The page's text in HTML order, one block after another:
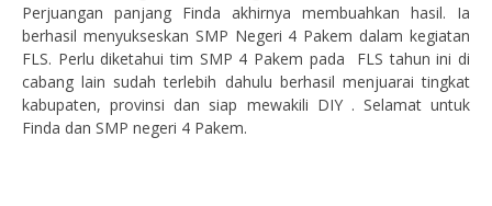
Perjuangan panjang Finda akhirnya membuahkan hasil. Ia
berhasil menyukseskan SMP Negeri 4 Pakem dalam kegiatan
FLS. Perlu diketahui tim SMP 4 Pakem pada FLS tahun ini di
cabang lain sudah terlebih dahulu berhasil menjuarai tingkat
kabupaten, provinsi dan siap mewakili DIY . Selamat untuk
Finda dan SMP negeri 4 Pakem.